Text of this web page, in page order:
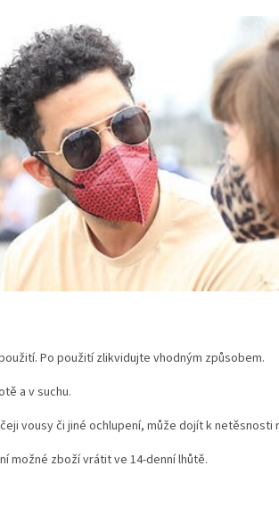
Po použití zlikvidujte vhodným způsobem.
a v suchu.
vousy či jiné ochlupení, může dojít k netěsnosti
možné zboží vrátit ve 14-denní lhůtě.